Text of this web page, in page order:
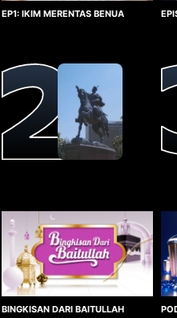
EP1: IKIM MERENTAS BENUA
BINGKISAN DARI BAITULLAH